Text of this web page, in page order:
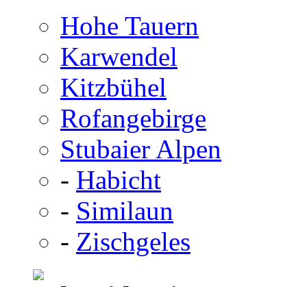
Hohe Tauern
Karwendel
Kitzbühel
Rofangebirge
Stubaier Alpen
- Habicht
- Similaun
- Zischgeles